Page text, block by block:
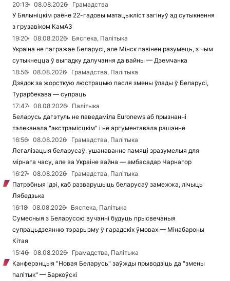
20:13
08.08.2026
Грамадства
У Бялыніцкім раёне 22-гадовы матацыкліст загінуў ад сутыкнення
з грузавіком КамАЗ
19:20
08.08.2026
Бяспека, Палітыка
Украіна не пагражае Беларусі, але Мінск павінен разумець, з чым
сутыкнецца ў выпадку далучэння да вайны — Дземчанка
18:56
08.08.2026
Грамадства, Палітыка
Дзядок за жорсткую люстрацыю пасля змены ўлады ў Беларусі,
Турарбекава — супраць
17:47
08.08.2026
Палітыка
Беларусь дагэтуль не паведаміла Euronews аб прызнанні
тэлеканала "экстрэмісцкім" і не аргументавала рашэнне
16:56
08.08.2026
Грамадства, Палітыка
Легалізацыя беларусаў, ушанаванне памяці зразумелыя для
мірнага часу, але ва Украіне вайна — амбасадар Чарнагор
16:27
08.08.2026
Грамадства, Палітыка
Патрэбныя ідэі, каб разварушыць беларусаў замежжа, лічыць
Лябедзька
16:18
08.08.2026
Бяспека, Палітыка
Сумесныя з Беларуссю вучэнні будуць прысвечаныя
супрацьдзеянню тэрарызму ў гарадскіх ўмовах — Мінабароны
Кітая
15:46
08.08.2026
Грамадства, Палітыка
Канферэнцыя "Новая Беларусь" заўжды прыводзіць да "змены
палітык" — Баркоўскі